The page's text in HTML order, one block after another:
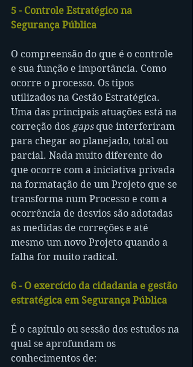
5 - Controle Estratégico na
Segurança Pública
O compreensão do que é o controle
e sua função e importância. Como
ocorre o processo. Os tipos
utilizados na Gestão Estratégica.
Uma das principais atuações está na
correção dos gaps que interferiram
para chegar ao planejado, total ou
parcial. Nada muito diferente do
que ocorre com a iniciativa privada
na formatação de um Projeto que se
transforma num Processo e com a
ocorrência de desvios são adotadas
as medidas de correções e até
mesmo um novo Projeto quando a
falha for muito radical.
6 - O exercício da cidadania e gestão
estratégica em Segurança Pública
É o capítulo ou sessão dos estudos na
qual se aprofundam os
conhecimentos de: